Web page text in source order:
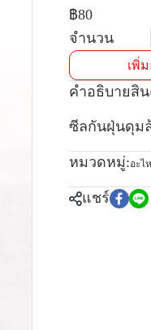
฿80
จำนวน
เพิ่
คำอธิบายสิ
ซีลกันฝุ่นดุมล้
หมวดหมู่:อะไ
แชร์